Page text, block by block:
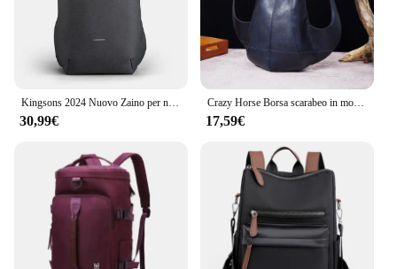
Kingsons 2024 Nuovo Zaino per notebook con ricarica USB Borsa per computer portatile da 15.6 pollici Borse da scuola impermeabili antifurto per ragazzi
30,99€
Crazy Horse Borsa scarabeo in morbida pelle Zaino Borsa da libro antifurto impermeabile Borsa da viaggio multifunzionale di grande capacità per studenti
17,59€